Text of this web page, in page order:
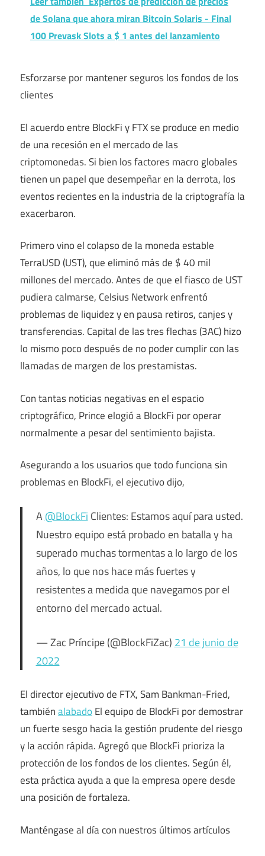
de Solana que ahora miran Bitcoin Solaris - Final
100 Prevask Slots a $ 1 antes del lanzamiento
Esforzarse por mantener seguros los fondos de los
clientes
El acuerdo entre BlockFi y FTX se produce en medio
de una recesión en el mercado de las
criptomonedas. Si bien los factores macro globales
tienen un papel que desempeñar en la derrota, los
eventos recientes en la industria de la criptografía la
exacerbaron.
Primero vino el colapso de la moneda estable
TerraUSD (UST), que eliminó más de $ 40 mil
millones del mercado. Antes de que el fiasco de UST
pudiera calmarse, Celsius Network enfrentó
problemas de liquidez yen pausaretiros, canjes y
transferencias. Capital de las tres flechas (3AC)hizo
lo mismo poco después de no poder cumplir con las
llamadas de margen de los prestamistas.
Con tantas noticias negativas en el espacio
criptográfico, Prince elogió a BlockFi por operar
normalmente a pesar del sentimiento bajista.
Asegurando a los usuarios que todo funciona sin
problemas en BlockFi, el ejecutivodijo,
A@BlockFi Clientes: Estamos aquí para usted.
Nuestro equipo está probado en batalla y ha
superado muchas tormentas a lo largo de los
años, lo que nos hace más fuertes y
resistentes a medida que navegamos por el
entorno del mercado actual.
— Zac Príncipe (@BlockFiZac) 21 de junio de
2022
El director ejecutivo de FTX, Sam Bankman-Fried,
tambiénalabado El equipo de BlockFi por demostrar
un fuerte sesgo hacia la gestión prudente del riesgo
y la acción rápida. Agregó que BlockFi prioriza la
protección de los fondos de los clientes. Según él,
esta práctica ayuda a que la empresa opere desde
una posición de fortaleza.
Manténgase al día con nuestros últimos artículos